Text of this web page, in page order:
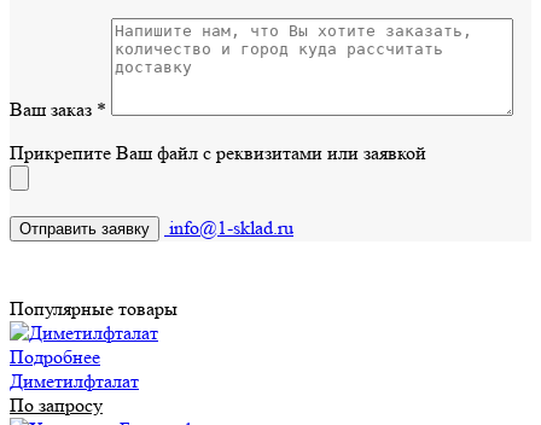
Ваш заказ *
Прикрепите Ваш файл с реквизитами или заявкой
info@1-sklad.ru
Популярные товары
Подробнее
Диметилфталат
По запросу